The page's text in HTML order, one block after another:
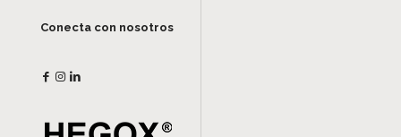
Conecta con nosotros